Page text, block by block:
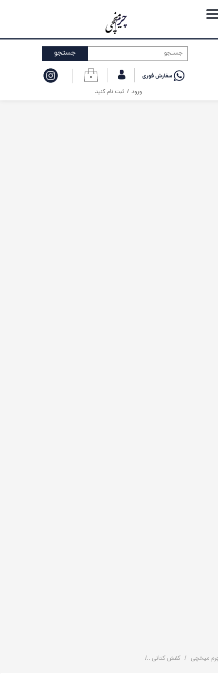
۰
ورود / ثبت نام کنید
حساب کاربری من
تغییر گذر واژه
خروج از حساب کاربری
جستجو
میخچی کفش کتانی